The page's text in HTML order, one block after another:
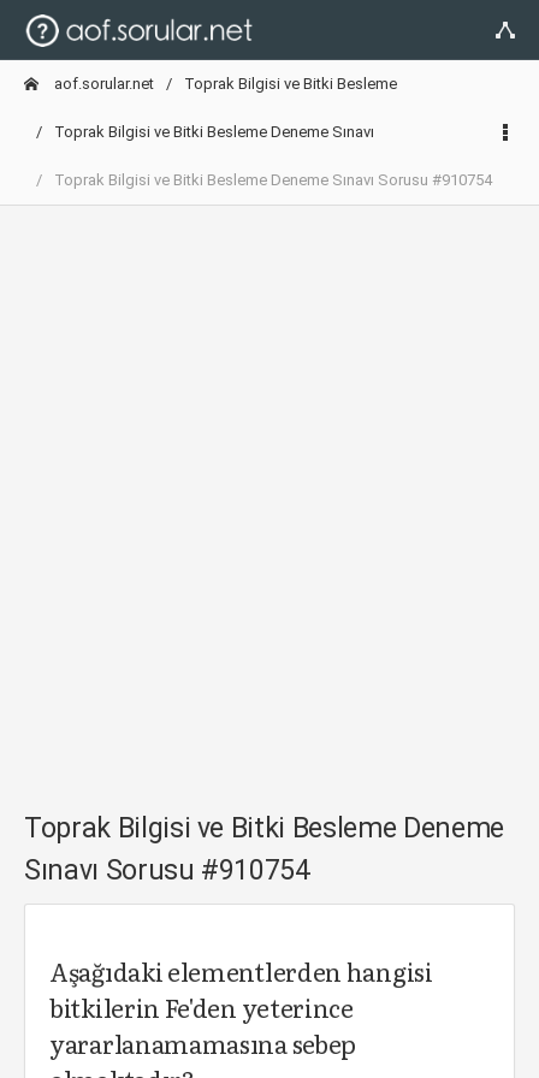
aof.sorular.net Toprak Bilgisi ve Bitki Besleme
Toprak Bilgisi ve Bitki Besleme Deneme Sınavı
Toprak Bilgisi ve Bitki Besleme Deneme Sınavı Sorusu #910754
Toprak Bilgisi ve Bitki Besleme Deneme
Sınavı Sorusu #910754
Aşağıdaki elementlerden hangisi
bitkilerin Fe'den yeterince
yararlanamamasına sebep